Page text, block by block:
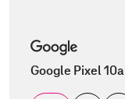
Google Pixel 10a